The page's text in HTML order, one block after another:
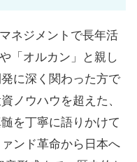
ネジメントで長年活
「オルカン」と親し
に深く関わった方で
ノウハウを超えた、
を丁寧に語りかけて
ンド革命から日本へ